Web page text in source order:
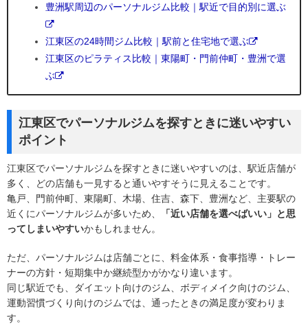
豊洲駅周辺のパーソナルジム比較｜駅近で目的別に選ぶ
江東区の24時間ジム比較｜駅前と住宅地で選ぶ
江東区のピラティス比較｜東陽町・門前仲町・豊洲で選
ぶ
江東区でパーソナルジムを探すときに迷いやすい
ポイント
江東区でパーソナルジムを探すときに迷いやすいのは、駅近店舗が
多く、どの店舗も一見すると通いやすそうに見えることです。
亀戸、門前仲町、東陽町、木場、住吉、森下、豊洲など、主要駅の
近くにパーソナルジムが多いため、
「近い店舗を選べばいい」と思
ってしまいやすいかもしれません。
ただ、パーソナルジムは店舗ごとに、料金体系・食事指導・トレー
ナーの方針・短期集中か継続型かがかなり違います。
同じ駅近でも、ダイエット向けのジム、ボディメイク向けのジム、
運動習慣づくり向けのジムでは、通ったときの満足度が変わりま
す。